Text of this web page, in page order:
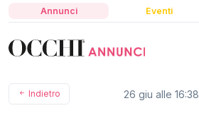
Annunci Eventi
Indietro 26 giu alle 16:38